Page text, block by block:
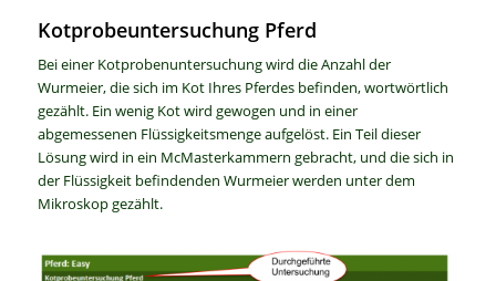
Kotprobeuntersuchung Pferd
Bei einer Kotprobenuntersuchung wird die Anzahl der
Wurmeier, die sich im Kot Ihres Pferdes befinden, wortwörtlich
gezählt. Ein wenig Kot wird gewogen und in einer
abgemessenen Flüssigkeitsmenge aufgelöst. Ein Teil dieser
Lösung wird in ein McMasterkammern gebracht, und die sich in
der Flüssigkeit befindenden Wurmeier werden unter dem
Mikroskop gezählt.